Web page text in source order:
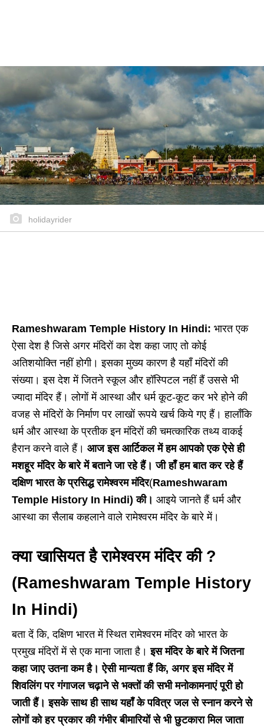
holidayrider
Rameshwaram Temple History In Hindi: भारत एक
ऐसा देश है जिसे अगर मंदिरों का देश कहा जाए तो कोई
अतिशयोक्ति नहीं होगी। इसका मुख्य कारण है यहाँ मंदिरों की
संख्या। इस देश में जितने स्कूल और हॉस्पिटल नहीं हैं उससे भी
ज्यादा मंदिर हैं। लोगों में आस्था और धर्म कूट-कूट कर भरे होने की
वजह से मंदिरों के निर्माण पर लाखों रूपये खर्च किये गए हैं। हालाँकि
धर्म और आस्था के प्रतीक इन मंदिरों की चमत्कारिक तथ्य वाकई
हैरान करने वाले हैं। आज इस आर्टिकल में हम आपको एक ऐसे ही
मशहूर मंदिर के बारे में बताने जा रहे हैं। जी हाँ हम बात कर रहे हैं
दक्षिण भारत के प्रसिद्ध रामेश्वरम मंदिर(Rameshwaram
Temple History In Hindi) की। आइये जानते हैं धर्म और
आस्था का सैलाब कहलाने वाले रामेश्वरम मंदिर के बारे में।
क्या खासियत है रामेश्वरम मंदिर की ?
(Rameshwaram Temple History
In Hindi)
बता दें कि, दक्षिण भारत में स्थित रामेश्वरम मंदिर को भारत के
प्रमुख मंदिरों में से एक माना जाता है।इस मंदिर के बारे में जितना
कहा जाए उतना कम है। ऐसी मान्यता हैं कि, अगर इस मंदिर में
शिवलिंग पर गंगाजल चढ़ाने से भक्तों की सभी मनोकामनाएं पूरी हो
जाती हैं। इसके साथ ही साथ यहाँ के पवित्र जल से स्नान करने से
लोगों को हर प्रकार की गंभीर बीमारियों से भी छुटकारा मिल जाता